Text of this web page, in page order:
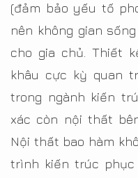
(đảm bảo yếu tố
nên không gian
cho gia chủ. Thiết
khâu cực kỳ quan
trong ngành kiến
xác còn nội thất
Nội thất bao hàm
trình kiến trúc